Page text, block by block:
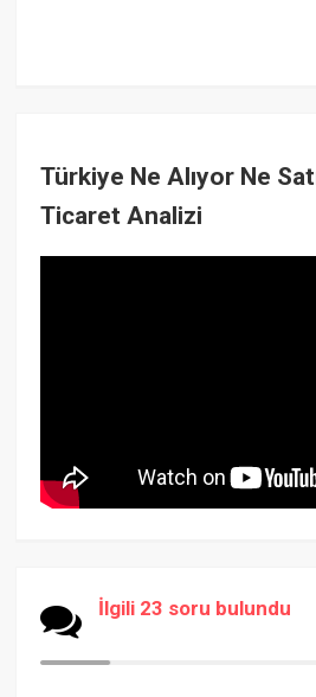
Türkiye Ne Alıyor Ne
Ticaret Analizi
İlgili 23 soru bulundu